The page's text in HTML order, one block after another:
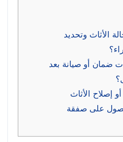
الأثاث وتحديد
ضمان أو صيانة بعد
إصلاح الأثاث
على صفقة